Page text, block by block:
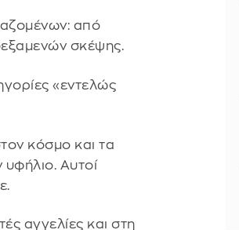
από
σκέψης.
«εντελώς
κόσμο και τα
Αυτοί
αγγελίες και στη